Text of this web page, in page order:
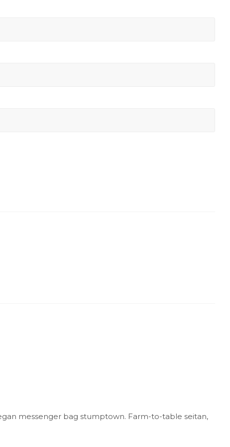
messenger bag stumptown. Farm-to-table seitan,